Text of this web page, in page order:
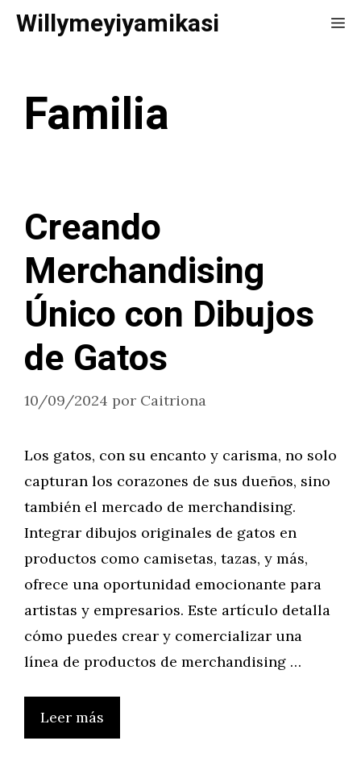
Saltar
Willymeyiyamikasi
Familia
Creando
Merchandising
Único con Dibujos
de Gatos
10/09/2024 por Caitriona
Los gatos, con su encanto y carisma, no solo
capturan los corazones de sus dueños, sino
también el mercado de merchandising.
Integrar dibujos originales de gatos en
productos como camisetas, tazas, y más,
ofrece una oportunidad emocionante para
artistas y empresarios. Este artículo detalla
cómo puedes crear y comercializar una
línea de productos de merchandising …
Leer más